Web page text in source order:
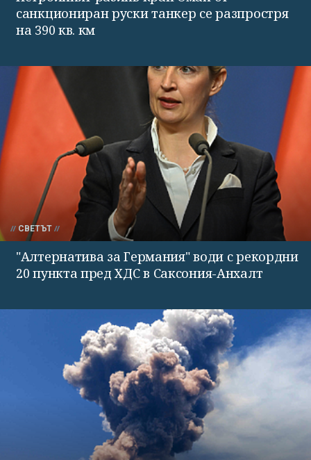
санкциониран руски танкер се разпростря
на 390 кв. км
СВЕТЪТ
"Алтернатива за Германия" води с рекордни
20 пункта пред ХДС в Саксония-Анхалт